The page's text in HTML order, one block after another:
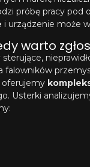
próbę pracy pod
i urządzenie może
warto
oferujemy
Usterki